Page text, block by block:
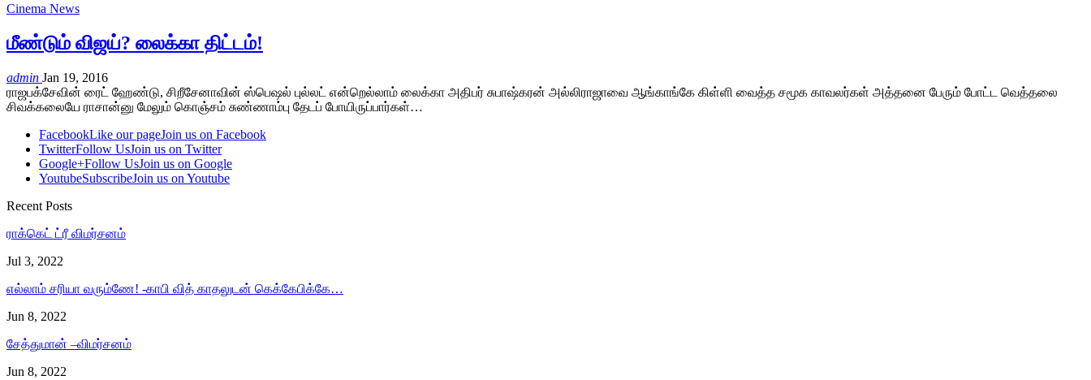
Cinema News
மீண்டும் விஜய்? லைக்கா திட்டம்!
admin Jan 19, 2016
ராஜபக்சேவின் ரைட் ஹேண்டு, சிறீசேனாவின் ஸ்பெஷல் புல்லட் என்றெல்லாம் லைக்கா அதிபர் சுபாஷ்கரன் அல்லிராஜாவை ஆங்காங்கே கிள்ளி வைத்த சமூக காவலர்கள் அத்தனை பேரும் போட்ட வெத்தலை
சிவக்கலையே ராசான்னு மேலும் கொஞ்சம் சுண்ணாம்பு தேடப் போயிருப்பார்கள்…
FacebookLike our pageJoin us on Facebook
TwitterFollow UsJoin us on Twitter
Google+Follow UsJoin us on Google
YoutubeSubscribeJoin us on Youtube
Recent Posts
ராக்கெட் ட்ரீ விமர்சனம்
Jul 3, 2022
எல்லாம் சரியா வரும்ணே! -காபி வித் காதலுடன் கெக்கேபிக்கே…
Jun 8, 2022
சேத்துமான் –விமர்சனம்
Jun 8, 2022